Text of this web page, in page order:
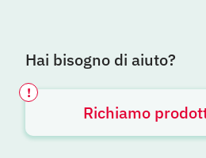
Hai bisogno di aiuto?
Richiamo
!
Avviso attivo